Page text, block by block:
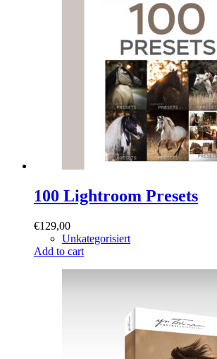
100 Lightroom Presets
€129,00
Unkategorisiert
Add to cart